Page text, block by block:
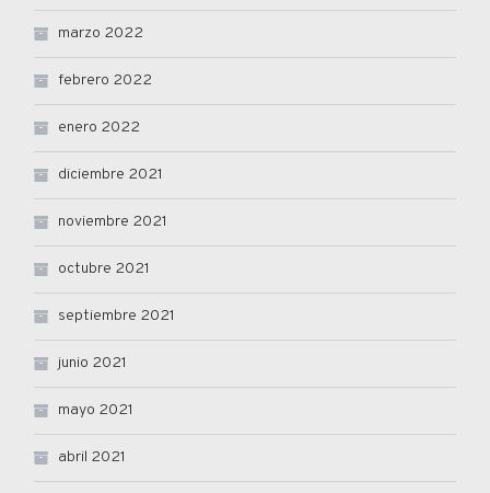
marzo 2022
febrero 2022
enero 2022
diciembre 2021
noviembre 2021
octubre 2021
septiembre 2021
junio 2021
mayo 2021
abril 2021